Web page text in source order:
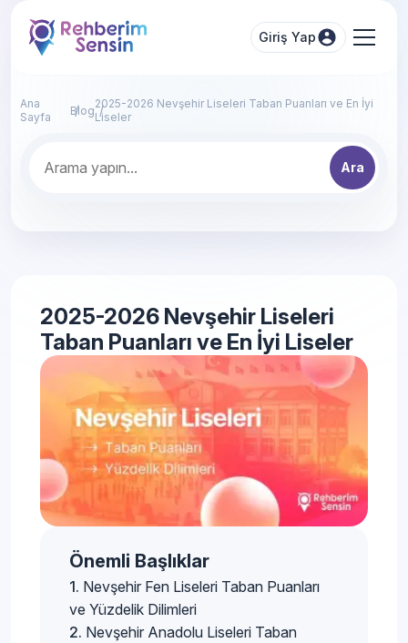
Giriş Yap
Ana
Sayfa
Blog2025-2026 Nevşehir Liseleri Taban Puanları ve En İyi
Liseler
Ara
2025-2026 Nevşehir Liseleri
Taban Puanları ve En İyi Liseler
Önemli Başlıklar
Nevşehir Fen Liseleri Taban Puanları
ve Yüzdelik Dilimleri
Nevşehir Anadolu Liseleri Taban